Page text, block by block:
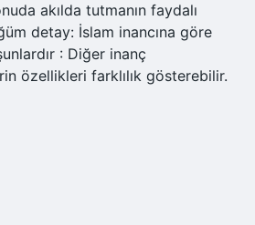
akılda tutmanın faydalı
detay: İslam inancına göre
: Diğer inanç
özellikleri farklılık gösterebilir.